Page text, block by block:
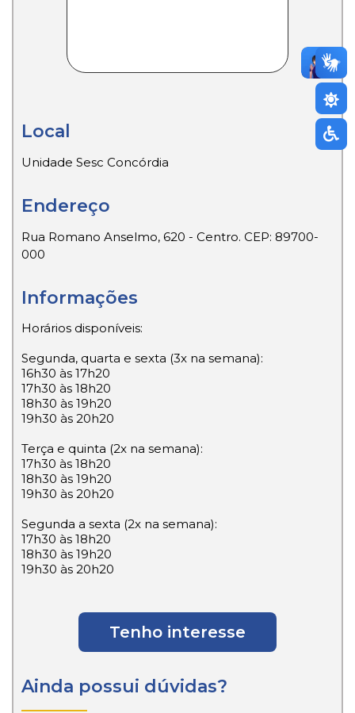
Local
Unidade Sesc Concórdia
Endereço
Rua Romano Anselmo, 620 - Centro. CEP: 89700-
000
Informações
Horários disponíveis:
Segunda, quarta e sexta (3x na semana):
16h30 às 17h20
17h30 às 18h20
18h30 às 19h20
19h30 às 20h20
Terça e quinta (2x na semana):
17h30 às 18h20
18h30 às 19h20
19h30 às 20h20
Segunda a sexta (2x na semana):
17h30 às 18h20
18h30 às 19h20
19h30 às 20h20
Tenho interesse
Ainda possui dúvidas?